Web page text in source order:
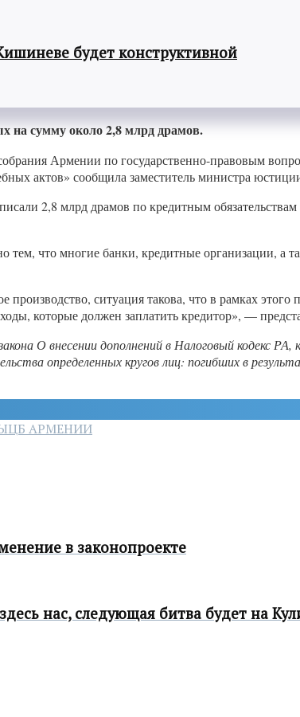
будет конструктивной
на сумму около 2,8 млрд драмов.
Армении по государственно-правовым
актов» сообщила заместитель министра
2,8 млрд драмов по кредитным
тем, что многие банки, кредитные организации, а
ситуация такова, что в рамках
которые должен заплатить кредитор», —
О внесении дополнений в Налоговый кодекс
определенных кругов лиц: погибших в
ЦБ АРМЕНИИ
в законопроекте
нас, следующая битва будет на